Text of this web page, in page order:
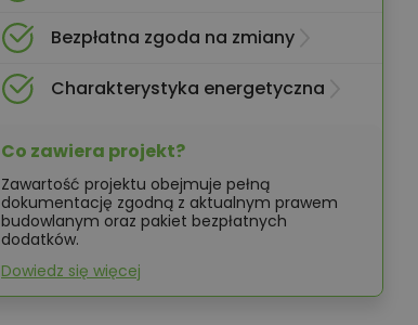
Bezpłatna zgoda na zmiany
Charakterystyka energetyczna
Co zawiera projekt?
Zawartość projektu obejmuje pełną
dokumentację zgodną z aktualnym prawem
budowlanym oraz pakiet bezpłatnych
dodatków.
Dowiedz się więcej